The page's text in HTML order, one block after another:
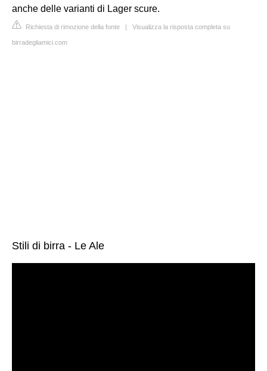
anche delle varianti di Lager scure.
Richiesta di rimozione della fonte | Visualizza la risposta completa su
birradegliamici.com
Stili di birra - Le Ale